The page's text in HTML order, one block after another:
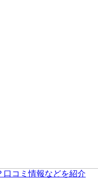
口コミ情報などを紹介